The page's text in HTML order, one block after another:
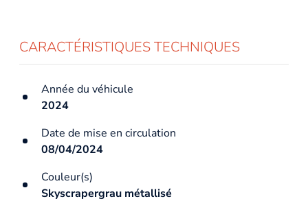
CARACTÉRISTIQUES TECHNIQUES
Année du véhicule
2024
Date de mise en circulation
08/04/2024
Couleur(s)
Skyscrapergrau métallisé